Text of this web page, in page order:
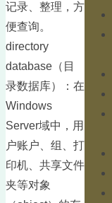
记录、整理，方
便查询。
directory
database（目
录数据库）：在
Windows
Server域中，用
户账户、组、打
印机、共享文件
夹等对象